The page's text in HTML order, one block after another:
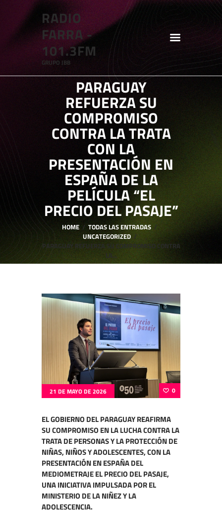
RADIO
FARRA -
101.3FM
GRUPO JBB
PARAGUAY
REFUERZA SU
COMPROMISO
CONTRA LA TRATA
CON LA
PRESENTACIÓN EN
ESPAÑA DE LA
PELÍCULA “EL
PRECIO DEL PASAJE”
HOME
TODAS LAS ENTRADAS
UNCATEGORIZED
PARAGUAY REFUERZA SU COMPROMISO CONTRA
LA...
RADIO FARRA - 101.3FM
GRUPO JBB
HOME
SHOWS
BLOG
FEATURES
21 DE MAYO DE 2026 0
EL GOBIERNO DEL PARAGUAY REAFIRMA
SU COMPROMISO EN LA LUCHA CONTRA LA
TRATA DE PERSONAS Y LA PROTECCIÓN DE
NIÑAS, NIÑOS Y ADOLESCENTES, CON LA
PRESENTACIÓN EN ESPAÑA DEL
MEDIOMETRAJE EL PRECIO DEL PASAJE,
UNA INICIATIVA IMPULSADA POR EL
MINISTERIO DE LA NIÑEZ Y LA
ADOLESCENCIA.